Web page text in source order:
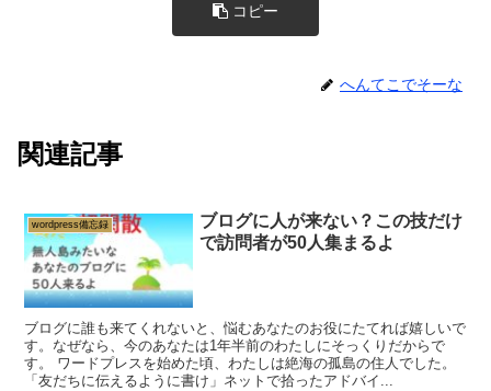
コピー
へんてこでそーな
関連記事
wordpress備忘録
ブログに人が来ない？この技だけ
で訪問者が50人集まるよ
ブログに誰も来てくれないと、悩むあなたのお役にたてれば嬉しいで
す。なぜなら、今のあなたは1年半前のわたしにそっくりだからで
す。 ワードプレスを始めた頃、わたしは絶海の孤島の住人でした。
「友だちに伝えるように書け」ネットで拾ったアドバイ...